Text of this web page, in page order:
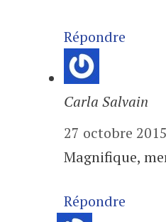
Répondre
Carla Salvain
27 octobre
Magnifique,
Répondre